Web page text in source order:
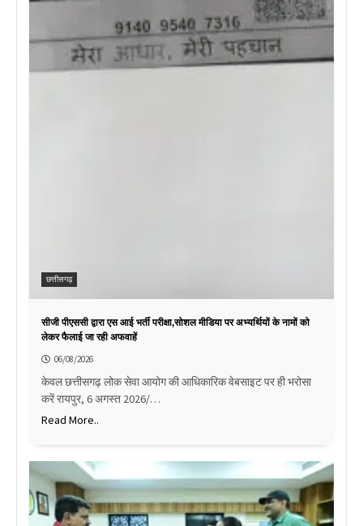
छत्तीसगढ़
सीजी पीएससी द्वारा एस आई भर्ती परीक्षा,सोशल मीडिया पर अभ्यर्थियों के नामों को
लेकर फैलाई जा रही अफवाहें
06/08/2026
केवल छत्तीसगढ़ लोक सेवा आयोग की आधिकारिक वेबसाइट पर ही भरोसा
करें रायपुर, 6 अगस्त 2026/…
Read More..